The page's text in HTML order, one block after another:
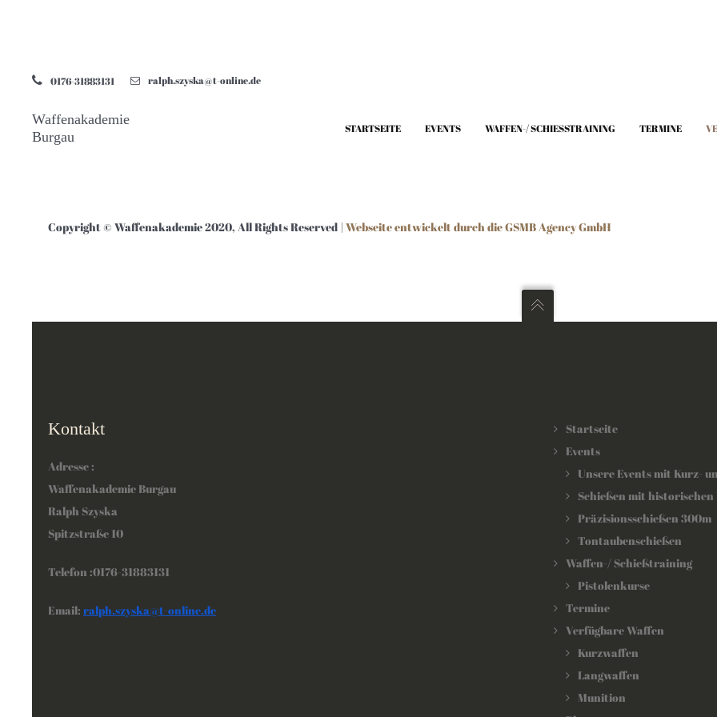
0176-31883131 ralph.szyska@t-online.de
Waffenakademie
Burgau
STARTSEITE EVENTS WAFFEN-/ SCHIESSTRAINING TERMINE
Copyright © Waffenakademie 2020, All Rights Reserved | Webseite entwickelt durch die GSMB Agency GmbH
Kontakt
Adresse :
Waffenakademie Burgau
Ralph Szyska
Spitzstraße 10
Telefon :0176-31883131
Email: ralph.szyska@t-online.de
Startseite
Events
Unsere Events mit Kurz-
Schießen mit historischen
Präzisionsschießen 300m
Tontaubenschießen
Waffen-/ Schießtraining
Pistolenkurse
Termine
Verfügbare Waffen
Kurzwaffen
Langwaffen
Munition